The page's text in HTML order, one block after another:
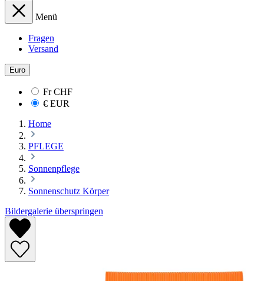
Menü
Fragen
Versand
Euro
FrCHF
€ EUR
Home
PFLEGE
Sonnenpflege
Sonnenschutz Körper
Bildergalerie überspringen